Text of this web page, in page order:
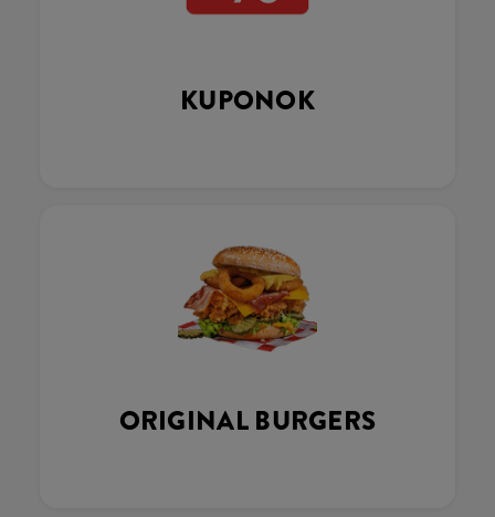
KUPONOK
ORIGINAL BURGERS